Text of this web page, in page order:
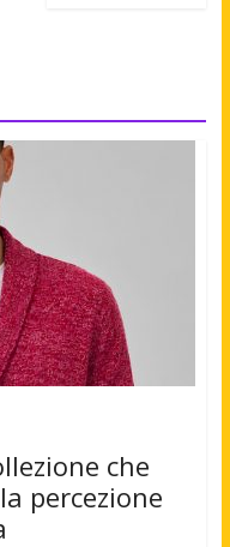
che
percezione